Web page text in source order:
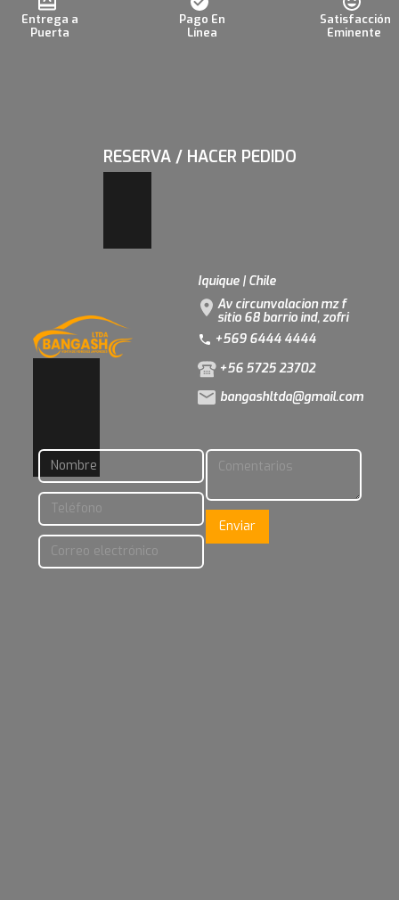
Entrega a
Puerta
Pago En
Línea
Satisfacción
Eminente
RESERVA / HACER PEDIDO
Iquique | Chile
Av circunvalacion mz f
sitio 68 barrio ind, zofri
+569 6444 4444
+56 5725 23702
bangashltda@gmail.com